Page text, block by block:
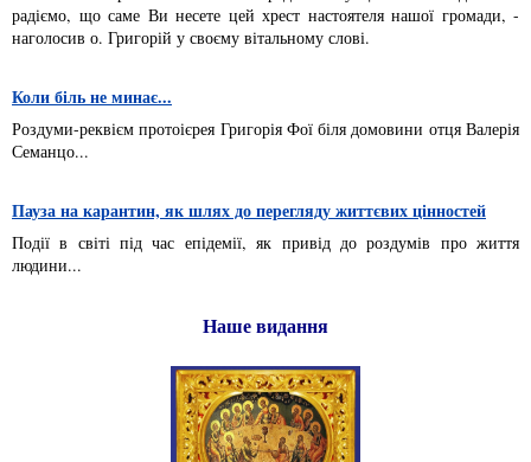
радіємо, що саме Ви несете цей хрест настоятеля нашої громади, -
наголосив о. Григорій у своєму вітальному слові.
Коли біль не минає...
Роздуми-реквієм протоієрея Григорія Фої біля домовини отця Валерія
Семанцо...
Пауза на карантин, як шлях до перегляду життєвих цінностей
Події в світі під час епідемії, як привід до роздумів про життя
людини...
Наше видання